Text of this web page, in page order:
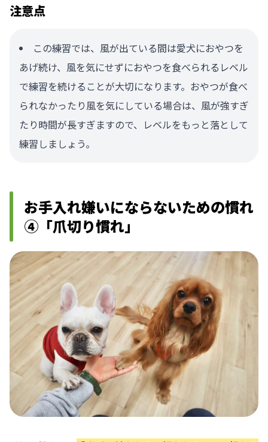
注意点
この練習では、風が出ている間は愛犬におやつを
あげ続け、風を気にせずにおやつを食べられるレベル
で練習を続けることが大切になります。おやつが食べ
られなかったり風を気にしている場合は、風が強すぎ
たり時間が長すぎますので、レベルをもっと落として
練習しましょう。
お手入れ嫌いにならないための慣れ
④「爪切り慣れ」